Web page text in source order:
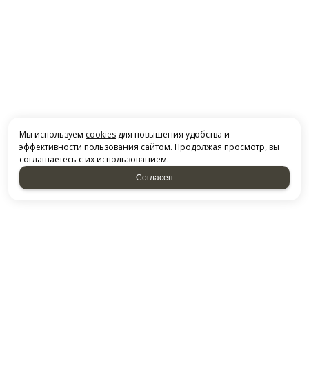
Мы используем cookies для повышения удобства и
эффективности пользования сайтом. Продолжая просмотр, вы
соглашаетесь с их использованием.
Согласен